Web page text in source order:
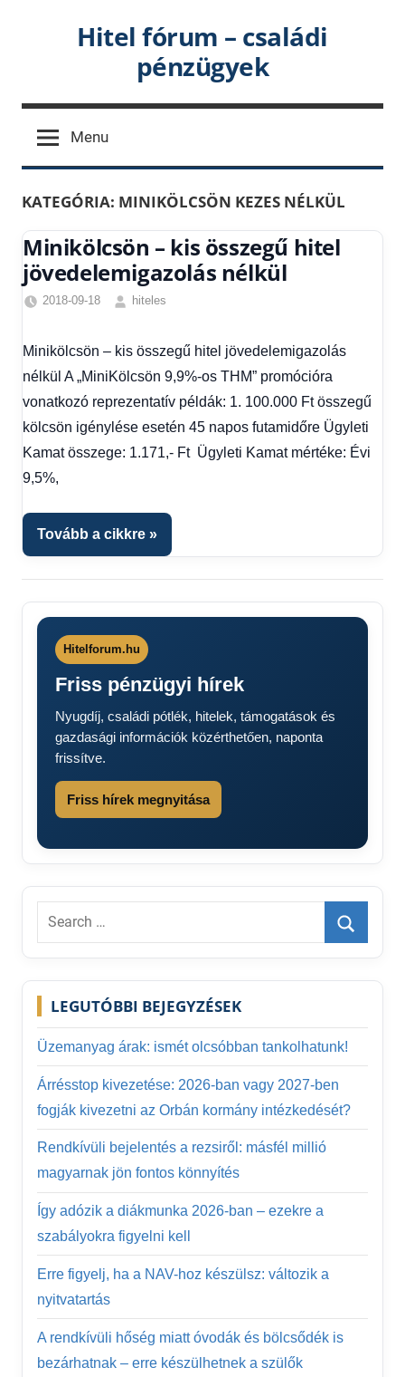
Hitel fórum – családi
pénzügyek
Menu
KATEGÓRIA: MINIKÖLCSÖN KEZES NÉLKÜL
Minikölcsön – kis összegű hitel
jövedelemigazolás nélkül
2018-09-18
hiteles
feltételei ,
Minikölcsön
kezes
nélkül
Minikölcsön – kis összegű hitel jövedelemigazolás
nélkül A „MiniKölcsön 9,9%-os THM” promócióra
vonatkozó reprezentatív példák: 1. 100.000 Ft összegű
kölcsön igénylése esetén 45 napos futamidőre Ügyleti
Kamat összege: 1.171,- Ft Ügyleti Kamat mértéke: Évi
9,5%,
Tovább a cikkre
Hitelforum.hu
Friss pénzügyi hírek
Nyugdíj, családi pótlék, hitelek, támogatások és
gazdasági információk közérthetően, naponta
frissítve.
Friss hírek megnyitása
Search
Search
LEGUTÓBBI BEJEGYZÉSEK
Üzemanyag árak: ismét olcsóbban tankolhatunk!
Árrésstop kivezetése: 2026-ban vagy 2027-ben
fogják kivezetni az Orbán kormány intézkedését?
Rendkívüli bejelentés a rezsiről: másfél millió
magyarnak jön fontos könnyítés
Így adózik a diákmunka 2026-ban – ezekre a
szabályokra figyelni kell
Erre figyelj, ha a NAV-hoz készülsz: változik a
nyitvatartás
A rendkívüli hőség miatt óvodák és bölcsődék is
bezárhatnak – erre készülhetnek a szülők